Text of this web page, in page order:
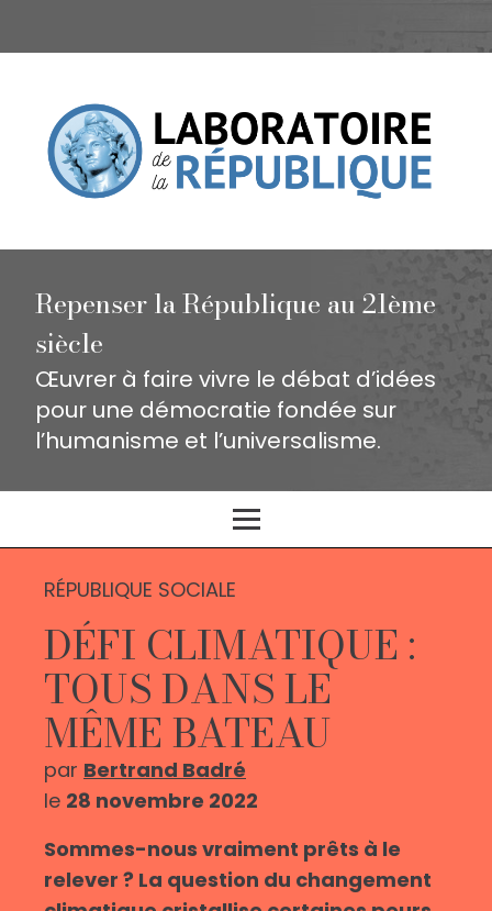
Repenser la République au 21ème
siècle
Œuvrer à faire vivre le débat d’idées
pour une démocratie fondée sur
l’humanisme et l’universalisme.
RÉPUBLIQUE SOCIALE
DÉFI CLIMATIQUE :
TOUS DANS LE
MÊME BATEAU
par Bertrand Badré
le 28 novembre 2022
Sommes-nous vraiment prêts à le
relever ? La question du changement